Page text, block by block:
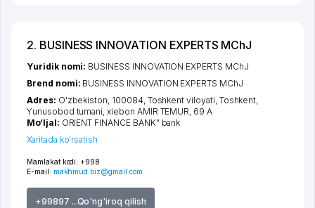
2. BUSINESS INNOVATION EXPERTS MChJ
Mamlakat kodi: +998
E-mail: makhmud.biz@gmail.com
+99897 ...Qo'ng'iroq qilish
Yuridik nomi: BUSINESS INNOVATION EXPERTS MChJ
Brend nomi: BUSINESS INNOVATION EXPERTS MChJ
Adres: O'zbekiston, 100084, Toshkent viloyati, Toshkent,
Yunusobod tumani,xiеbon AMIR TEMUR, 69 А
Mo‘ljal: ORIENT FINANCE BANK" bank
Xaritada ko'rsatish